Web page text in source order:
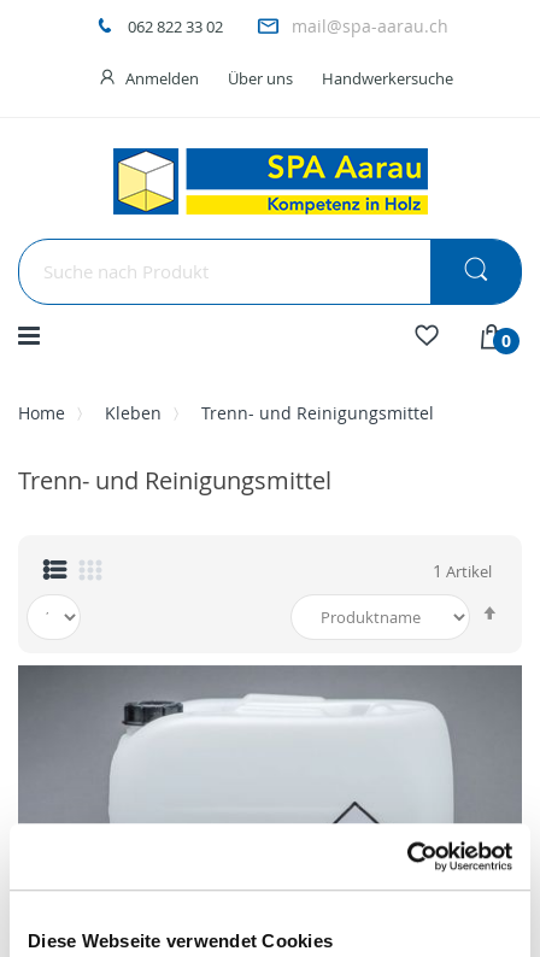
Diese Webseite verwendet Cookies
062 822 33 02 mail@spa-aarau.ch
Anmelden Über uns Handwerkersuche
Menü
0
Home Kleben Trenn- und Reinigungsmittel
Trenn- und Reinigungsmittel
1 Artikel